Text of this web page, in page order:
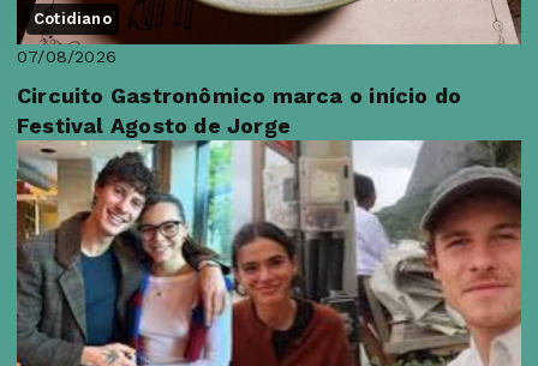
Cotidiano
07/08/2026
Circuito Gastronômico marca o início do
Festival Agosto de Jorge